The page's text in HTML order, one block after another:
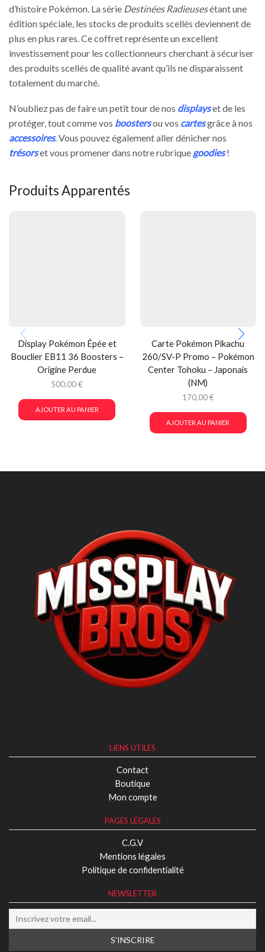
d’histoire Pokémon. La série Destinées Radieusesétant une
édition spéciale, les stocks de produits scellés deviennent de
plus en plus rares. Ce coffret représente un excellent
investissement pour les collectionneurs cherchant à sécuriser
des produits scellés de qualité avant qu’ils ne disparaissent
totalement du marché.
N’oubliez pas de faire un petit tour de nos displayset de les
protéger, tout comme vos boostersou vos cartesgrâce à nos
accessoires.Vous pouvez également aller dénicher nos
trésorset vous promener dans notre rubrique goodies !
Produits Apparentés
Display Pokémon Épée et
Bouclier EB11 36 Boosters –
Origine Perdue
500,00€
AJOUTER AU PANIER
Carte Pokémon Pikachu
260/SV-P Promo – Pokémon
Center Tohoku – Japonais
(NM)
170,00€
AJOUTER AU PANIER
LIENS UTILES
Contact
Boutique
Mon compte
PAGES LÉGALES
C.G.V
Mentions légales
Politique de confidentialité
NEWSLETTER